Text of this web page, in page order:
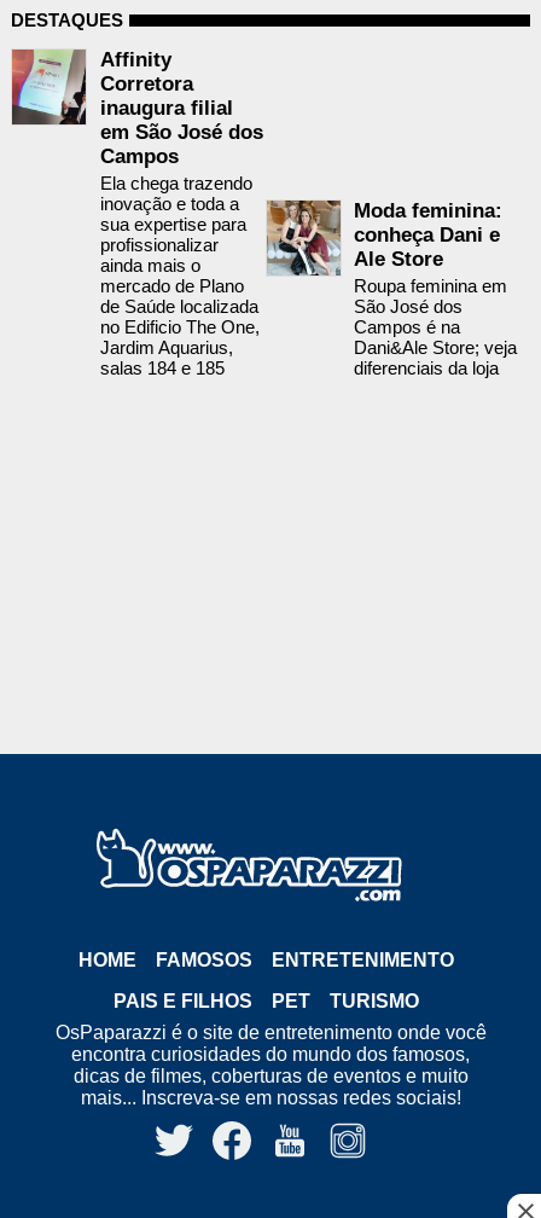
DESTAQUES
Affinity
Corretora
inaugura filial
em São José dos
Campos
Ela chega trazendo
inovação e toda a
sua expertise para
profissionalizar
ainda mais o
mercado de Plano
de Saúde localizada
no Edificio The One,
Jardim Aquarius,
salas 184 e 185
Moda feminina:
conheça Dani e
Ale Store
Roupa feminina em
São José dos
Campos é na
Dani&Ale Store; veja
diferenciais da loja
HOME FAMOSOS
ENTRETENIMENTO
PAIS E FILHOS
PET
TURISMO
OsPaparazzi é o site de entretenimento onde você
encontra curiosidades do mundo dos famosos,
dicas de filmes, coberturas de eventos e muito
mais... Inscreva-se em nossas redes sociais!